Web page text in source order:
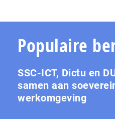
Populaire
SSC-ICT, Dictu en
samen aan
werkomgeving